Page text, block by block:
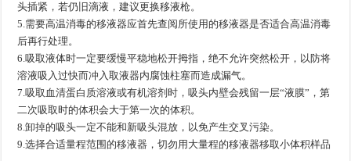
头插紧，若仍旧滴液，建议更换移液枪。
5.需要高温消毒的移液器应首先查阅所使用的移液器是否适合高温消毒
后再行处理。
6.吸取液体时一定要缓慢平稳地松开拇指，绝不允许突然松开，以防将
溶液吸入过快而冲入取液器内腐蚀柱塞而造成漏气。
7.吸取血清蛋白质溶液或有机溶剂时，吸头内壁会残留一层“液膜”，第
二次吸取时的体积会大于第一次的体积。
8.卸掉的吸头一定不能和新吸头混放，以免产生交叉污染。
9.选择合适量程范围的移液器，切勿用大量程的移液器移取小体积样品